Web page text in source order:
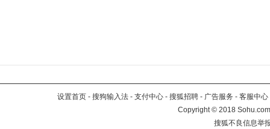
设置首页 - 搜狗输入法 - 支付中心 - 搜狐招聘 - 广告服务 - 客服中心
Copyright©2018
搜狐不良信息举